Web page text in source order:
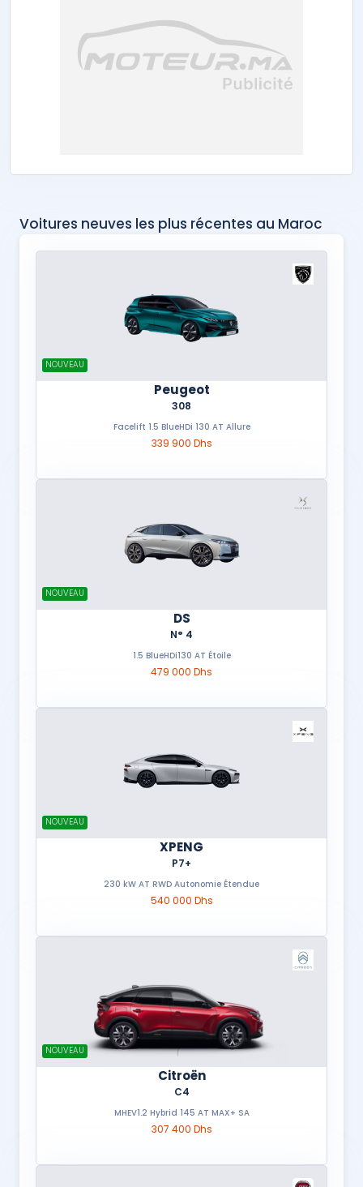
Voitures neuves les plus récentes au Maroc
NOUVEAU
Peugeot
308
Facelift 1.5 BlueHDi 130 AT Allure
339 900 Dhs
NOUVEAU
DS
N° 4
1.5 BlueHDi130 AT Étoile
479 000 Dhs
NOUVEAU
XPENG
P7+
230 kW AT RWD Autonomie Étendue
540 000 Dhs
NOUVEAU
Citroën
C4
MHEV1.2 Hybrid 145 AT MAX+ SA
307 400 Dhs